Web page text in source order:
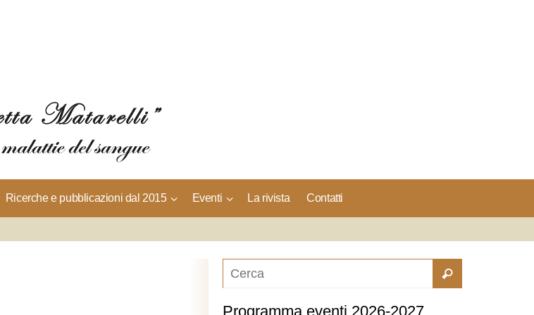
Ricerche e pubblicazioni dal 2015 Eventi La rivista Contatti
Programma eventi 2026-2027